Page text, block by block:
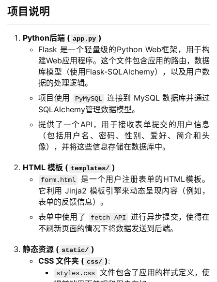
项目说明
Python后端 ( app.py )
Flask 是一个轻量级的Python Web框架，用于构
建Web应用程序。这个文件包含应用的路由，数据
库模型（使用Flask-SQLAlchemy），以及用户数
据的处理逻辑。
项目使用
PyMySQL
连接到 MySQL 数据库并通过
SQLAlchemy管理数据模型。
提供了一个API，用于接收表单提交的用户信息
（包括用户名、密码、性别、爱好、简介和头
像），并将这些信息存储在数据库中。
HTML 模板 ( templates/ )
form.html
是一个用户注册表单的HTML模板。
它利用 Jinja2 模板引擎来动态呈现内容（例如，
表单的反馈信息）。
表单中使用了
fetch API
进行异步提交，使得在
不刷新页面的情况下将数据发送到后端。
静态资源 ( static/ )
CSS 文件夹 ( css/ ):
styles.css
文件包含了应用的样式定义，使